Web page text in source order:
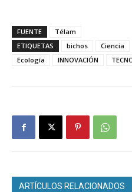
FUENTE
Télam
ETIQUETAS
bichos Ciencia
Ecología
INNOVACIÓN
ARTÍCULOS RELACIONADOS